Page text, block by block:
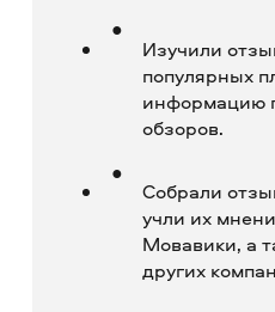
Изучили
популярных
информацию
обзоров.
Собрали
учли их
Мовавики, а
других